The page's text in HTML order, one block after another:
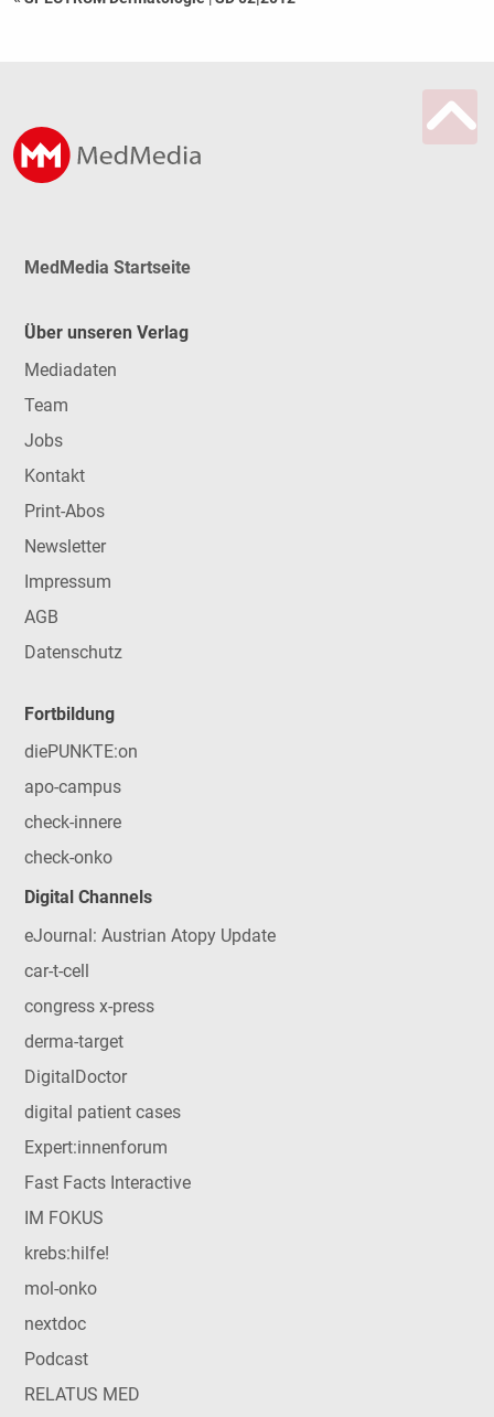
MedMedia Startseite
Über unseren Verlag
Mediadaten
Team
Jobs
Kontakt
Print-Abos
Newsletter
Impressum
AGB
Datenschutz
Fortbildung
diePUNKTE:on
apo-campus
check-innere
check-onko
Digital Channels
eJournal: Austrian Atopy Update
car-t-cell
congress x-press
derma-target
DigitalDoctor
digital patient cases
Expert:innenforum
Fast Facts Interactive
IM FOKUS
krebs:hilfe!
mol-onko
nextdoc
Podcast
RELATUS MED